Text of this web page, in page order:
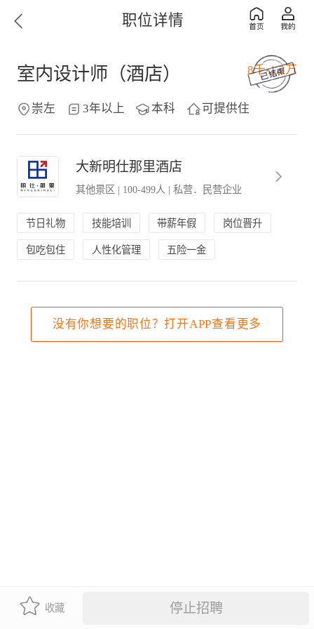
职位详情
室内设计师（酒店） 8千-1.2万
崇左 3年以上 本科 可提供住
大新明仕那里酒店
其他景区 | 100-499人 | 私营．民营企业
节日礼物 技能培训 带薪年假 岗位晋升
包吃包住 人性化管理 五险一金
没有你想要的职位？打开APP查看更多
收藏 停止招聘